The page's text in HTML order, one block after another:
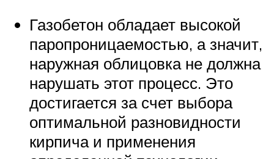
Газобетон обладает высокой
паропроницаемостью, а значит,
наружная облицовка не должна
нарушать этот процесс. Это
достигается за счет выбора
оптимальной разновидности
кирпича и применения